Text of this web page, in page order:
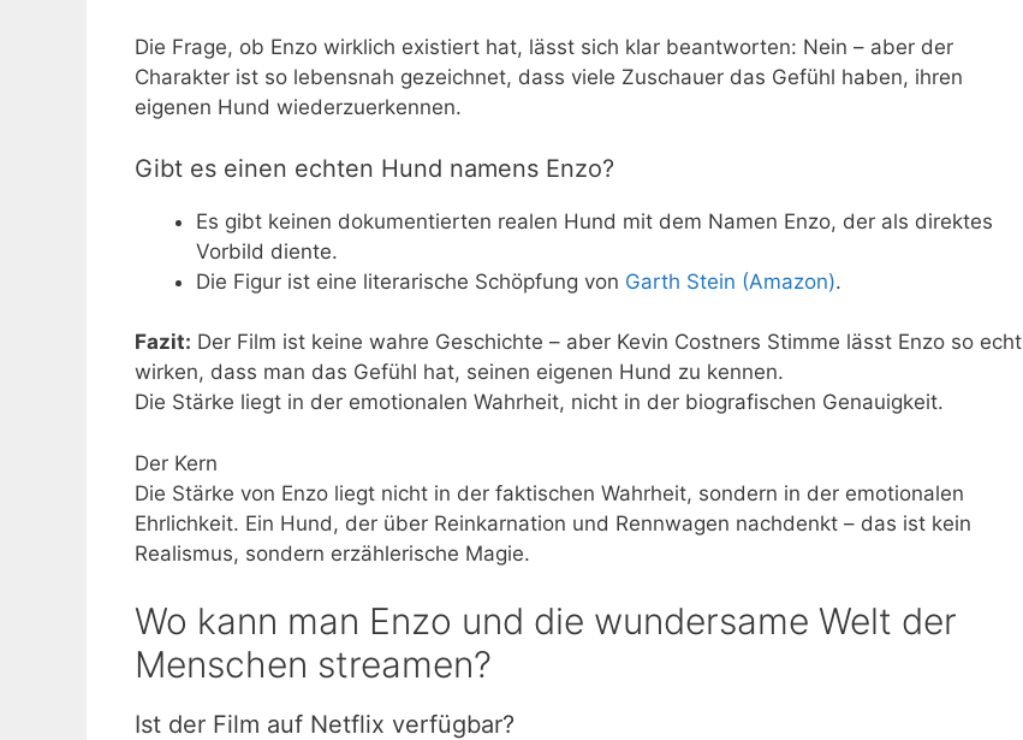
Die Frage, ob Enzo wirklich existiert hat, lässt sich klar beantworten: Nein – aber der
Charakter ist so lebensnah gezeichnet, dass viele Zuschauer das Gefühl haben, ihren
eigenen Hund wiederzuerkennen.
Gibt es einen echten Hund namens Enzo?
Es gibt keinen dokumentierten realen Hund mit dem Namen Enzo, der als direktes
Vorbild diente.
Die Figur ist eine literarische Schöpfung von Garth Stein (Amazon).
Fazit: Der Film ist keine wahre Geschichte – aber Kevin Costners Stimme lässt Enzo so echt
wirken, dass man das Gefühl hat, seinen eigenen Hund zu kennen.
Die Stärke liegt in der emotionalen Wahrheit, nicht in der biografischen Genauigkeit.
Der Kern
Die Stärke von Enzo liegt nicht in der faktischen Wahrheit, sondern in der emotionalen
Ehrlichkeit. Ein Hund, der über Reinkarnation und Rennwagen nachdenkt – das ist kein
Realismus, sondern erzählerische Magie.
Wo kann man Enzo und die wundersame Welt der
Menschen streamen?
Ist der Film auf Netflix verfügbar?